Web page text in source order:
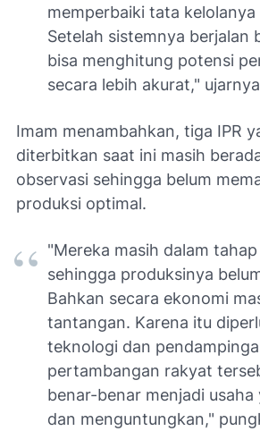
memperbaiki tata
Setelah sistemnya berjalan
bisa menghitung potensi
secara lebih akurat,"
Imam menambahkan, tiga IPR
diterbitkan saat ini masih
observasi sehingga belum
produksi optimal.
"Mereka masih dalam
sehingga produksinya
Bahkan secara ekonomi
tantangan. Karena itu
teknologi dan
pertambangan rakyat
benar-benar menjadi
dan menguntungkan,"